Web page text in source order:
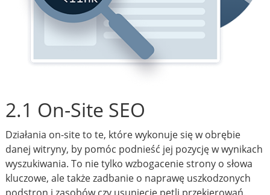
2.1 On-Site SEO
Działania on-site to te, które wykonuje się w obrębie
danej witryny, by pomóc podnieść jej pozycję w wynikach
wyszukiwania. To nie tylko wzbogacenie strony o słowa
kluczowe, ale także zadbanie o naprawę uszkodzonych
podstron i zasobów czy usunięcie pętli przekierowań.